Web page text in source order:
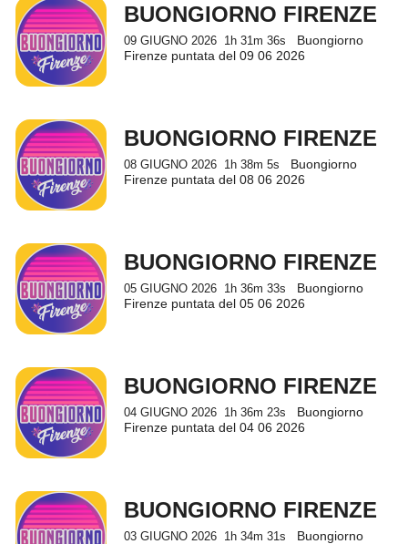
BUONGIORNO FIRENZE
09 GIUGNO 2026 1h 31m 36s
Buongiorno
Firenze puntata del 09 06 2026
BUONGIORNO FIRENZE
08 GIUGNO 2026 1h 38m 5s
Buongiorno
Firenze puntata del 08 06 2026
BUONGIORNO FIRENZE
05 GIUGNO 2026 1h 36m 33s
Buongiorno
Firenze puntata del 05 06 2026
BUONGIORNO FIRENZE
04 GIUGNO 2026 1h 36m 23s
Buongiorno
Firenze puntata del 04 06 2026
BUONGIORNO FIRENZE
03 GIUGNO 2026 1h 34m 31s
Buongiorno